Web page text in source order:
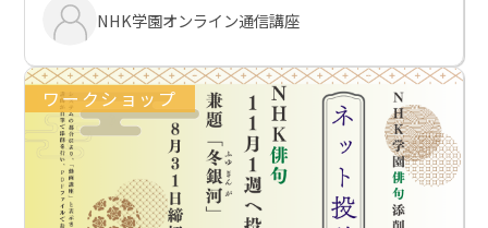
NHK学園オンライン通信講座
ワークショップ